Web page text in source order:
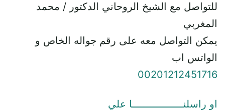
للتواصل مع الشيخ الروحاني الدكتور / محمد
المغربي
يمكن التواصل معه على رقم جواله الخاص و
الواتس اب
00201212451716
او راسلنـــــــــــــــــا علي